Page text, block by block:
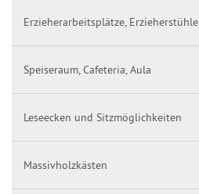
Erzieherarbeitsplätze, Erzieherstühle
Speiseraum, Cafeteria, Aula
Leseecken und Sitzmöglichkeiten
Massivholzkästen